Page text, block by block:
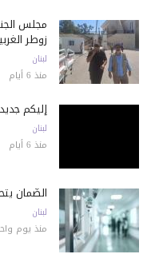
مجلس
زوطر
لبنان
منذ 6 أيام
إليكم
لبنان
منذ 6 أيام
الضّمان
لبنان
منذ يوم